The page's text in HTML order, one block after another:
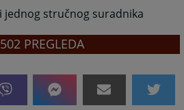
stručnog suradnika
PREGLEDA